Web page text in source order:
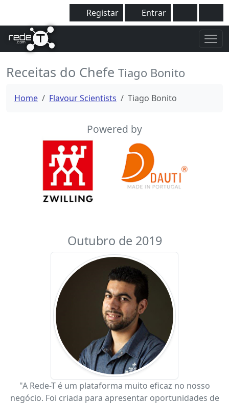
Registar Entrar
Receitas do Chefe Tiago Bonito
Home Flavour Scientists Tiago Bonito
Powered by
Outubro de 2019
"A Rede-T é um plataforma muito eficaz no nosso
negócio. Foi criada para apresentar oportunidades de